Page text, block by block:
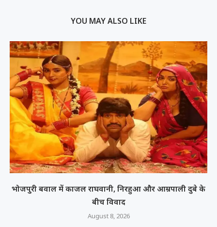
YOU MAY ALSO LIKE
भोजपुरी बवाल में काजल राघवानी, निरहुआ और आम्रपाली दुबे के
बीच विवाद
August 8, 2026